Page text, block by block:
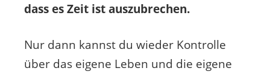
dass es Zeit ist auszubrechen.
Nur dann kannst du wieder Kontrolle
über das eigene Leben und die eigene